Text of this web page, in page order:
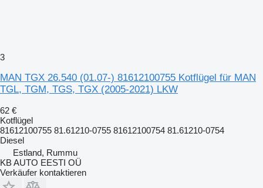
3
MAN TGX 26.540 (01.07-) 81612100755 Kotflügel für MAN
TGL, TGM, TGS, TGX (2005-2021) LKW
62 €
Kotflügel
81612100755 81.61210-0755 81612100754 81.61210-0754
Diesel
Estland, Rummu
KB AUTO EESTI OÜ
Verkäufer kontaktieren